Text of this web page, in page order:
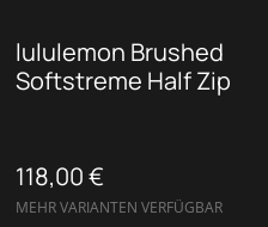
lululemon Brushed
Softstreme Half Zip
118,00 €
MEHR VARIANTEN VERFÜGBAR